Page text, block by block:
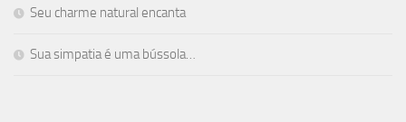
Seu charme natural encanta
Sua simpatia é uma bússola…